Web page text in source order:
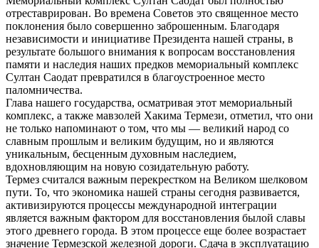
отреставрирован. Во времена Советов это священное место
поклонения было совершенно заброшенным. Благодаря
независимости и инициативе Президента нашей страны, в
результате большого внимания к вопросам восстановления
памяти и наследия наших предков мемориальный комплекс
Султан Саодат превратился в благоустроенное место
паломничества.
Глава нашего государства, осматривая этот мемориальный
комплекс, а также мавзолей Хакима Термези, отметил, что они
не только напоминают о том, что мы — великий народ со
славным прошлым и великим будущим, но и являются
уникальным, бесценным духовным наследием,
вдохновляющим на новую созидательную работу.
Термез считался важным перекрестком на Великом шелковом
пути. То, что экономика нашей страны сегодня развивается,
активизируются процессы международной интеграции
является важным фактором для восстановления былой славы
этого древнего города. В этом процессе еще более возрастает
значение Термезской железной дороги. Сдача в эксплуатацию